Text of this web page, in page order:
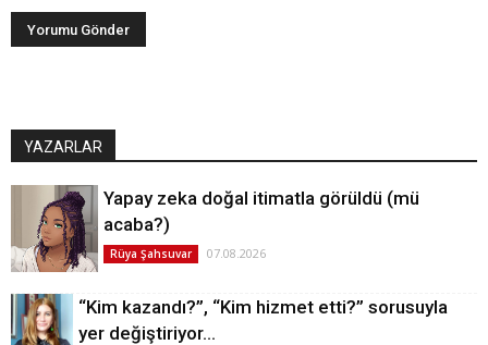
YAZARLAR
Yapay zeka doğal itimatla görüldü (mü
acaba?)
Rüya Şahsuvar 07.08.2026
“Kim kazandı?”, “Kim hizmet etti?” sorusuyla
yer değiştiriyor…